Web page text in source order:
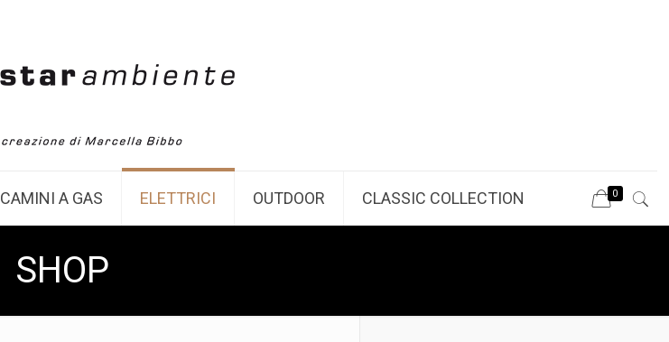
CAMINI A GAS ELETTRICI OUTDOOR CLASSIC COLLECTION 0
SHOP